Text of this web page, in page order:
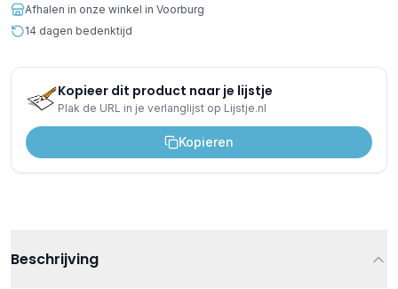
Afhalen in onze winkel in Voorburg
14 dagen bedenktijd
Kopieer dit product naar je lijstje
Plak de URL in je verlanglijst op Lijstje.nl
Kopieren
Beschrijving